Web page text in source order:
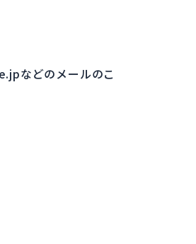
などのメールのこ